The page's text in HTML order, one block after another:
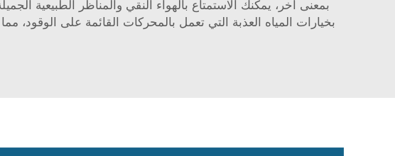
بمعنى آخر، يمكنك الاستمتاع بالهواء النقي والمناظر الطبيعية
بخيارات المياه العذبة التي تعمل بالمحركات القائمة على الوقود،